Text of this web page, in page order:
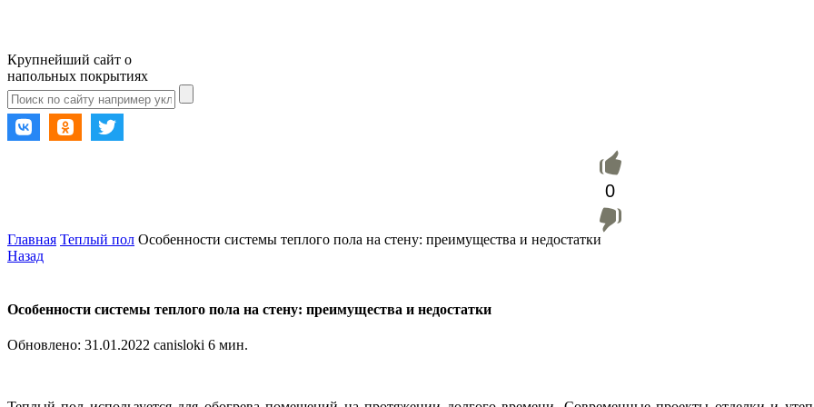
Крупнейший сайт о
напольных покрытиях
0
Главная Теплый пол Особенности системы теплого пола на стену: преимущества и недостатки
Назад
Особенности системы теплого пола на стену: преимущества и недостатки
Обновлено: 31.01.2022 canisloki 6 мин.